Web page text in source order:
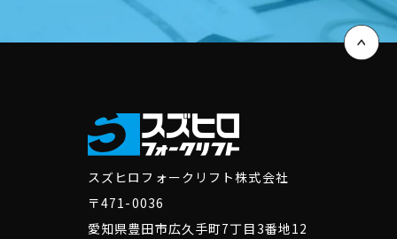
スズヒロフォークリフト株式会社
〒471-0036
愛知県豊田市広久手町7丁目3番地12